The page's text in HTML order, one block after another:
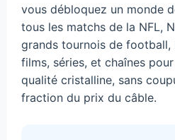
vous débloquez un monde
tous les matchs de la NFL,
grands tournois de football,
films, séries, et chaînes
qualité cristalline, sans
fraction du prix du câble.